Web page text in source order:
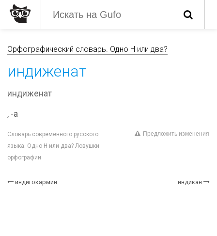
Орфографический словарь. Одно Н или два?
индиженат
индиженат
, -а
Словарь современного русского
языка. Одно Н или два? Ловушки
орфографии
Предложить изменения
индигокармин индикан